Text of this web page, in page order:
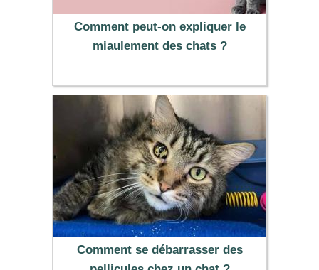
Comment peut-on expliquer le
miaulement des chats ?
Comment se débarrasser des